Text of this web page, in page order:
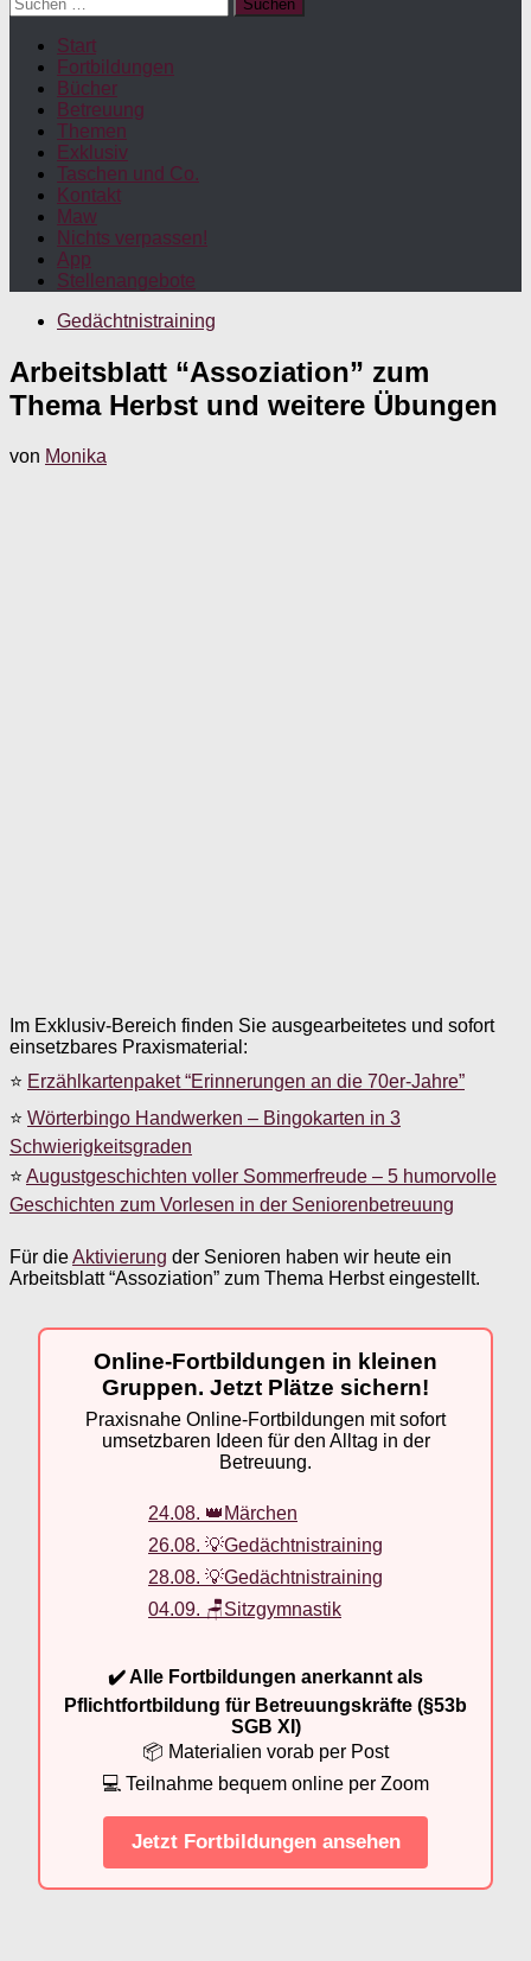
nach:
Start
Fortbildungen
Bücher
Betreuung
Themen
Exklusiv
Taschen und Co.
Kontakt
Maw
Nichts verpassen!
App
Stellenangebote
Gedächtnistraining
Arbeitsblatt “Assoziation” zum
Thema Herbst und weitere Übungen
von Monika
Im Exklusiv-Bereich finden Sie ausgearbeitetes und sofort
einsetzbares Praxismaterial:
⭐ Erzählkartenpaket “Erinnerungen an die 70er-Jahre”
⭐ Wörterbingo Handwerken – Bingokarten in 3
Schwierigkeitsgraden
⭐ Augustgeschichten voller Sommerfreude – 5 humorvolle
Geschichten zum Vorlesen in der Seniorenbetreuung
Für dieAktivierung der Senioren haben wir heute ein
Arbeitsblatt “Assoziation” zum Thema Herbst eingestellt.
Online-Fortbildungen in kleinen
Gruppen. Jetzt Plätze sichern!
Praxisnahe Online-Fortbildungen mit sofort
umsetzbaren Ideen für den Alltag in der
Betreuung.
24.08. 👑Märchen
26.08. 💡Gedächtnistraining
28.08. 💡Gedächtnistraining
04.09. 🪑Sitzgymnastik
✔️ Alle Fortbildungen anerkannt als
Pflichtfortbildung für Betreuungskräfte (§53b
SGB XI)
📦 Materialien vorab per Post
💻 Teilnahme bequem online per Zoom
Jetzt Fortbildungen ansehen